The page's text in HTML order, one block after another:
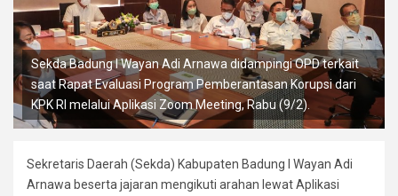
Sekda Badung I Wayan Adi Arnawa didampingi OPD terkait
saat Rapat Evaluasi Program Pemberantasan Korupsi dari
KPK RI melalui Aplikasi Zoom Meeting, Rabu (9/2).
Sekretaris Daerah (Sekda) Kabupaten Badung I Wayan Adi
Arnawa beserta jajaran mengikuti arahan lewat Aplikasi